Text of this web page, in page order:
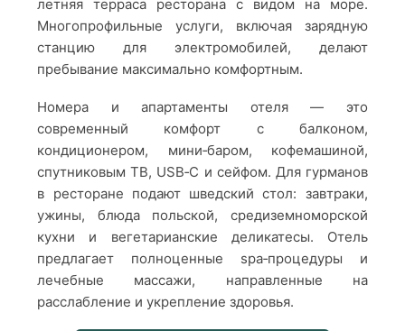
летняя терраса ресторана с видом на море.
Многопрофильные услуги, включая зарядную
станцию для электромобилей, делают
пребывание максимально комфортным.
Номера и апартаменты отеля — это
современный комфорт с балконом,
кондиционером, мини‑баром, кофемашиной,
спутниковым ТВ, USB‑C и сейфом. Для гурманов
в ресторане подают шведский стол: завтраки,
ужины, блюда польской, средиземноморской
кухни и вегетарианские деликатесы. Отель
предлагает полноценные spa‑процедуры и
лечебные массажи, направленные на
расслабление и укрепление здоровья.